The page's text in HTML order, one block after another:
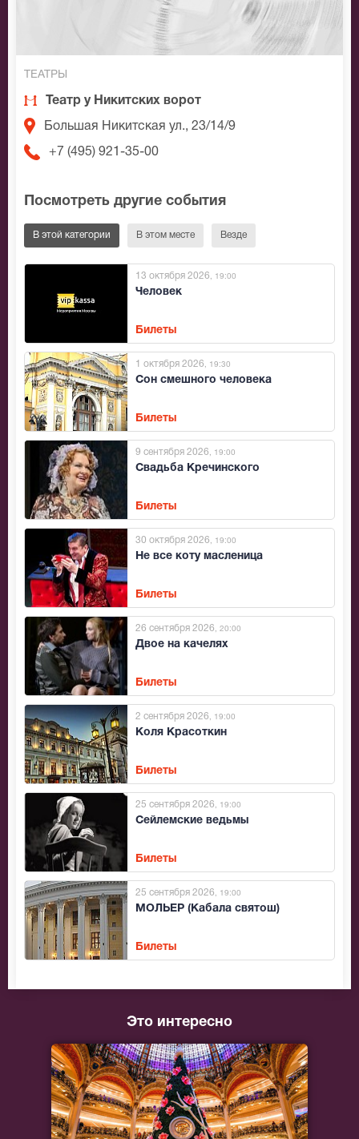
ТЕАТРЫ
Театр у Никитских ворот
Большая Никитская ул., 23/14/9
+7 (495) 921-35-00
Посмотреть другие события
В этой категории В этом месте Везде
Человек
13 октября 2026 , 19:00
Билеты
Сон смешного человека
1 октября 2026 , 19:30
Билеты
Свадьба Кречинского
9 сентября 2026 , 19:00
Билеты
Не все коту масленица
30 октября 2026 , 19:00
Билеты
Двое на качелях
26 сентября 2026 , 20:00
Билеты
Коля Красоткин
2 сентября 2026 , 19:00
Билеты
Сейлемские ведьмы
25 сентября 2026 , 19:00
Билеты
МОЛЬЕР (Кабала святош)
25 сентября 2026 , 19:00
Билеты
Это интересно